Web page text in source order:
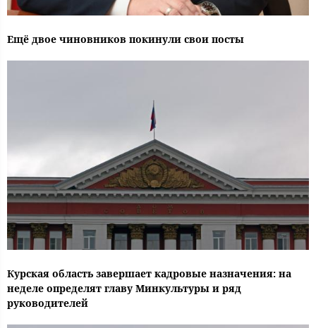
Ещё двое чиновников покинули свои посты
Курская область завершает кадровые назначения: на
неделе определят главу Минкультуры и ряд
руководителей